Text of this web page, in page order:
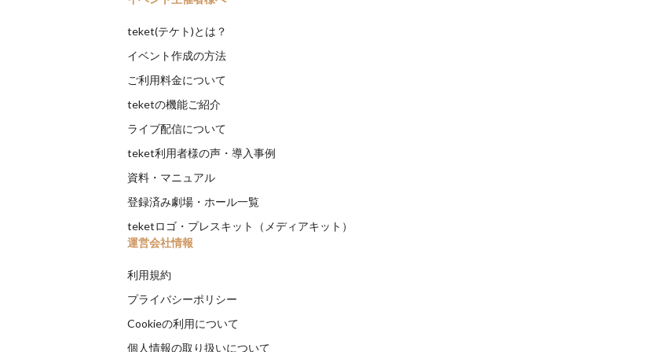
teket(テケト)とは？
イベント作成の方法
ご利用料金について
teketの機能ご紹介
ライブ配信について
teket利用者様の声・導入事例
資料・マニュアル
登録済み劇場・ホール一覧
teketロゴ・プレスキット（メディアキット）
運営会社情報
利用規約
プライバシーポリシー
Cookieの利用について
個人情報の取り扱いについて